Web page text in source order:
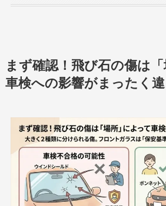
まず確認！飛び石の傷は
車検への影響がまったく違